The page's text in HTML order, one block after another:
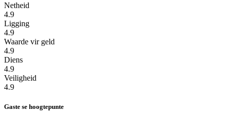
Netheid
4.9
Ligging
4.9
Waarde vir geld
4.9
Diens
4.9
Veiligheid
4.9
Gaste se hoogtepunte